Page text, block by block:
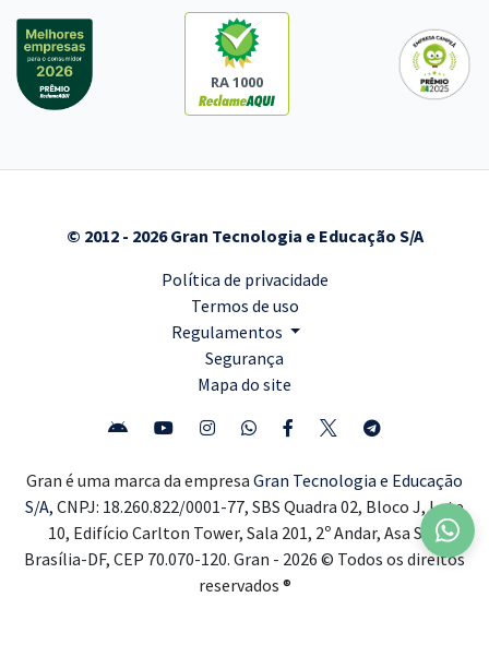
RA 1000
© 2012 - 2026 Gran Tecnologia e Educação S/A
Política de privacidade
Termos de uso
Regulamentos
Segurança
Mapa do site
Gran é uma marca da empresa Gran Tecnologia e Educação
S/A, CNPJ: 18.260.822/0001-77, SBS Quadra 02, Bloco J, Lote
10, Edifício Carlton Tower, Sala 201, 2º Andar, Asa Sul,
Brasília-DF, CEP 70.070-120. Gran - 2026 © Todos os direitos
reservados ®